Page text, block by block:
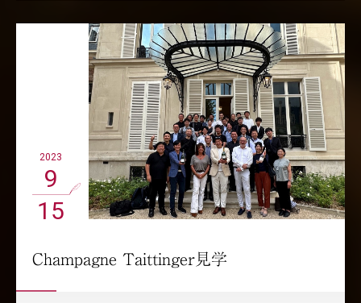
2023
9
15
Champagne Taittinger見学